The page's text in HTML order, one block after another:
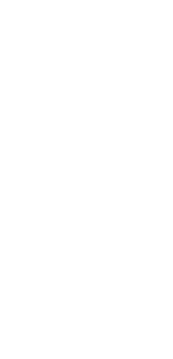
que cuenta con la
Sanidad, que
quincena, se
Empleo temporal del
quedará ya abierta
continua por las